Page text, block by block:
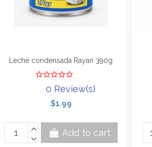
Leche condensada Rayan 390g
0 Review(s)
$1.99
Add to cart